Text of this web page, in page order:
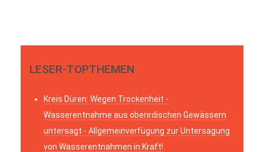
LESER-TOPTHEMEN
Kreis Düren: Wegen Trockenheit -
Wasserentnahme aus oberirdischen Gewässern
untersagt - Allgemeinverfügung zur Untersagung
von Wasserentnahmen in Kraft!